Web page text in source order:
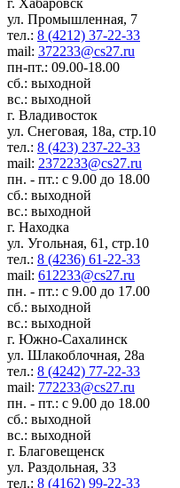
ул. Промышленная, 7
тел.: 8 (4212) 37-22-33
mail: 372233@cs27.ru
пн-пт.: 09.00-18.00
сб.: выходной
вс.: выходной
г. Владивосток
ул. Снеговая, 18а, стр.10
тел.: 8 (423) 237-22-33
mail: 2372233@cs27.ru
пн. - пт.: с 9.00 до 18.00
сб.: выходной
вс.: выходной
г. Находка
ул. Угольная, 61, стр.10
тел.: 8 (4236) 61-22-33
mail: 612233@cs27.ru
пн. - пт.: с 9.00 до 17.00
сб.: выходной
вс.: выходной
г. Южно-Сахалинск
ул. Шлакоблочная, 28а
тел.: 8 (4242) 77-22-33
mail: 772233@cs27.ru
пн. - пт.: с 9.00 до 18.00
сб.: выходной
вс.: выходной
г. Благовещенск
ул. Раздольная, 33
тел.: 8 (4162) 99-22-33